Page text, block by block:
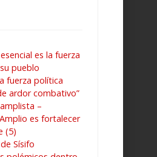
es la fuerza
pueblo
fuerza política
ardor combativo”
–
es fortalecer
(5)
Sísifo